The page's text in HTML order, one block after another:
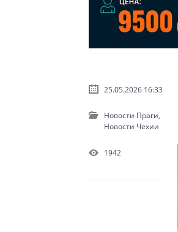
25.05.2026 16:33
Новости Праги,
Новости Чехии
1942